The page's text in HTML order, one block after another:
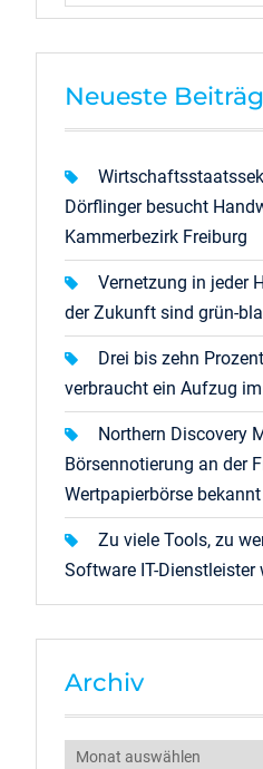
Neueste
Dörflinger besucht
Kammerbezirk Freiburg
Vernetzung in jeder
der Zukunft sind grün-
Drei bis zehn
verbraucht ein Aufzug
Northern Discovery
Börsennotierung an der
Wertpapierbörse bekannt
Zu viele Tools, zu
Software IT-
Archiv
Archiv